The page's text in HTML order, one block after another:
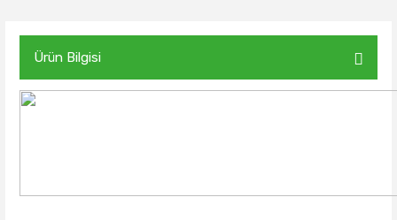
Ürün Bilgisi